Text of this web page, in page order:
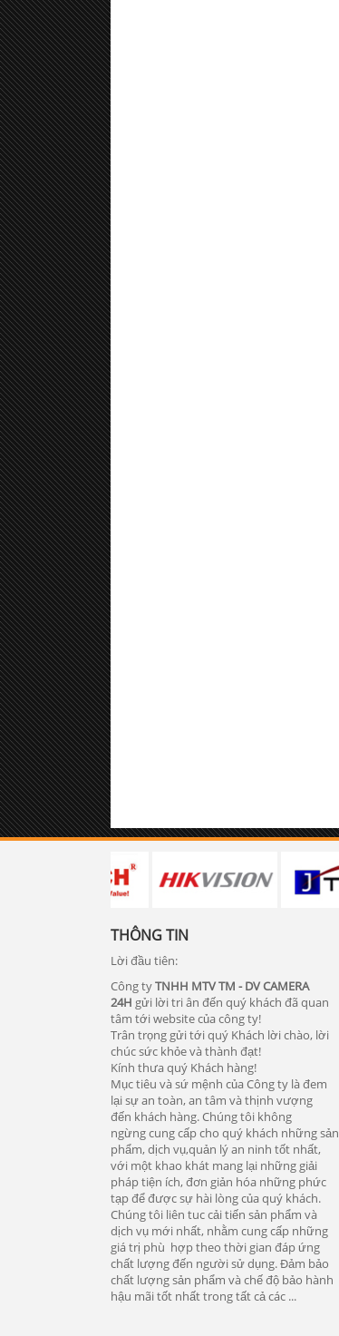
THÔNG TIN
Lời đầu tiên:
Công tyTNHH MTV TM - DV CAMERA
24H gửi lời tri ân đến quý khách đã quan
tâm tới website của công ty!
Trân trọng gửi tới quý Khách lời chào, lời
chúc sức khỏe và thành đạt!
Kính thưa quý Khách hàng!
Mục tiêu và sứ mệnh của Công ty là đem
lại sự an toàn, an tâm và thịnh vượng
đến khách hàng. Chúng tôi không
ngừng cung cấp cho quý khách những sản
phẩm, dịch vụ,quản lý an ninh tốt nhất,
với một khao khát mang lại những giải
pháp tiện ích, đơn giản hóa những phức
tạp để được sự hài lòng của quý khách.
Chúng tôi liên tuc cải tiến sản phẩm và
dịch vụ mới nhất, nhằm cung cấp những
giá trị phù hợp theo thời gian đáp ứng
chất lượng đến người sử dụng. Đảm bảo
chất lượng sản phẩm và chế độ bảo hành
hậu mãi tốt nhất trong tất cả các ...